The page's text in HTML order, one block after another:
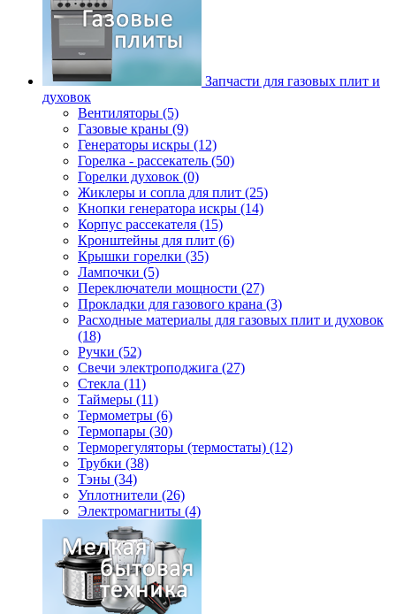
Запчасти для газовых плит и
духовок
Вентиляторы (5)
Газовые краны (9)
Генераторы искры (12)
Горелка - рассекатель (50)
Горелки духовок (0)
Жиклеры и сопла для плит (25)
Кнопки генератора искры (14)
Корпус рассекателя (15)
Кронштейны для плит (6)
Крышки горелки (35)
Лампочки (5)
Переключатели мощности (27)
Прокладки для газового крана (3)
Расходные материалы для газовых плит и духовок
(18)
Ручки (52)
Свечи электроподжига (27)
Стекла (11)
Таймеры (11)
Термометры (6)
Термопары (30)
Терморегуляторы (термостаты) (12)
Трубки (38)
Тэны (34)
Уплотнители (26)
Электромагниты (4)